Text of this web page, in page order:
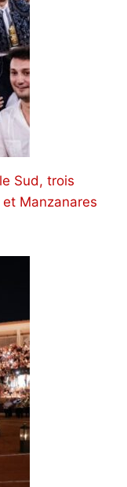
Sud, trois
Manzanares